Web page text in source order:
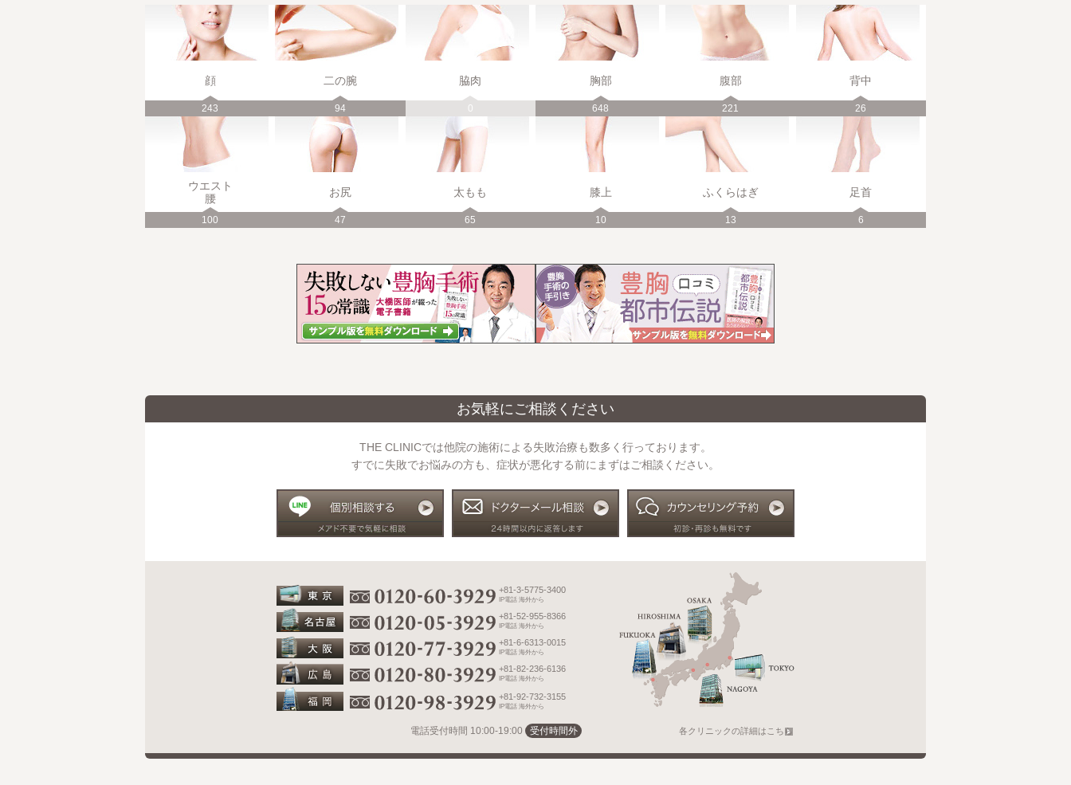
顔
243
二の腕
94
脇肉
0
胸部
648
腹部
221
背中
26
ウエスト
腰
100
お尻
47
太もも
65
膝上
10
ふくらはぎ
13
足首
6
お気軽にご相談ください
THE CLINICでは他院の施術による失敗治療も数多く行っております。
すでに失敗でお悩みの方も、症状が悪化する前にまずはご相談ください。
+81-3-5775-3400
IP電話 海外から
+81-52-955-8366
IP電話 海外から
+81-6-6313-0015
IP電話 海外から
+81-82-236-6136
IP電話 海外から
+81-92-732-3155
IP電話 海外から
電話受付時間 10:00-19:00 受付時間外 各クリニックの詳細はこちら